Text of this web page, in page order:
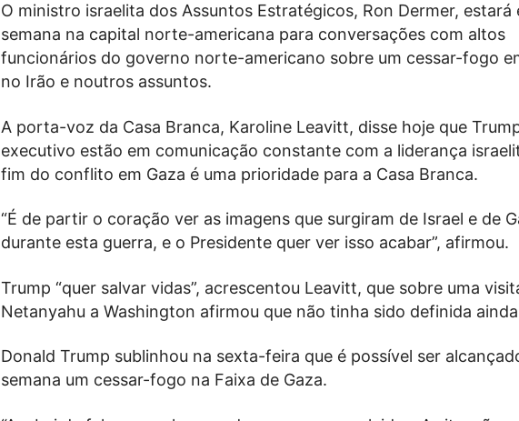
O ministro israelita dos Assuntos Estratégicos, Ron Dermer, estará
semana na capital norte-americana para conversações com altos
funcionários do governo norte-americano sobre um cessar-fogo
no Irão e noutros assuntos.
A porta-voz da Casa Branca, Karoline Leavitt, disse hoje que
executivo estão em comunicação constante com a liderança
fim do conflito em Gaza é uma prioridade para a Casa Branca.
“É de partir o coração ver as imagens que surgiram de Israel e de
durante esta guerra, e o Presidente quer ver isso acabar”, afirmou.
Trump “quer salvar vidas”, acrescentou Leavitt, que sobre uma
Netanyahu a Washington afirmou que não tinha sido definida
Donald Trump sublinhou na sexta-feira que é possível ser
semana um cessar-fogo na Faixa de Gaza.